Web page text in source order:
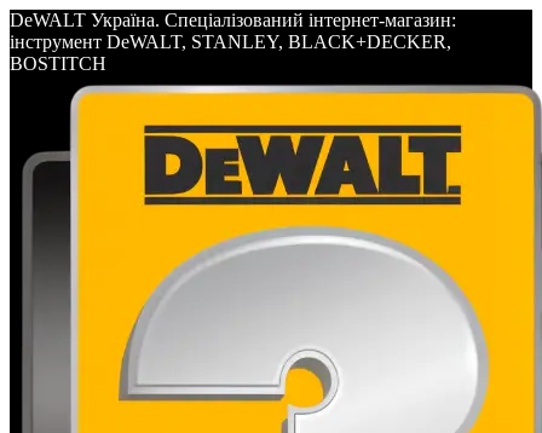
DeWALT Україна. Спеціалізований інтернет-магазин:
інструмент DeWALT, STANLEY, BLACK+DECKER,
BOSTITCH